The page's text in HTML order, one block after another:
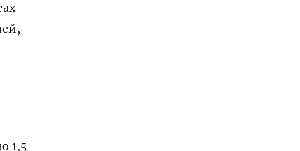
1,5